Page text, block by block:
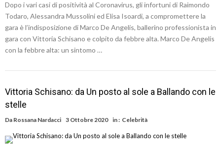
Dopo i vari casi di positività al Coronavirus, gli infortuni di Raimondo
Todaro, Alessandra Mussolini ed Elisa Isoardi, a compromettere la
gara è l’indisposizione di Marco De Angelis, ballerino professionista in
gara con Vittoria Schisano e colpito da febbre alta. Marco De Angelis
con la febbre alta: un sintomo …
Vittoria Schisano: da Un posto al sole a Ballando con le
stelle
Da Rossana Nardacci 3 Ottobre 2020 in : Celebrità